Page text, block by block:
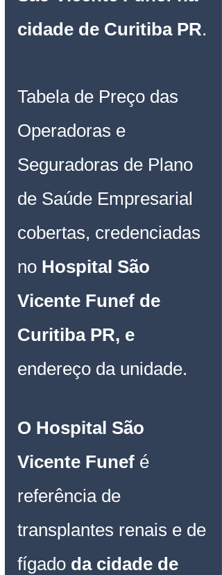
cidade de Curitiba PR.
Tabela de Preço das
Operadoras e
Seguradoras de Plano
de Saúde Empresarial
cobertas, credenciadas
no Hospital São
Vicente Funef de
Curitiba PR, e
endereço da unidade.
O Hospital São
Vicente Funef é
referência de
transplantes renais e de
fígado da cidade de